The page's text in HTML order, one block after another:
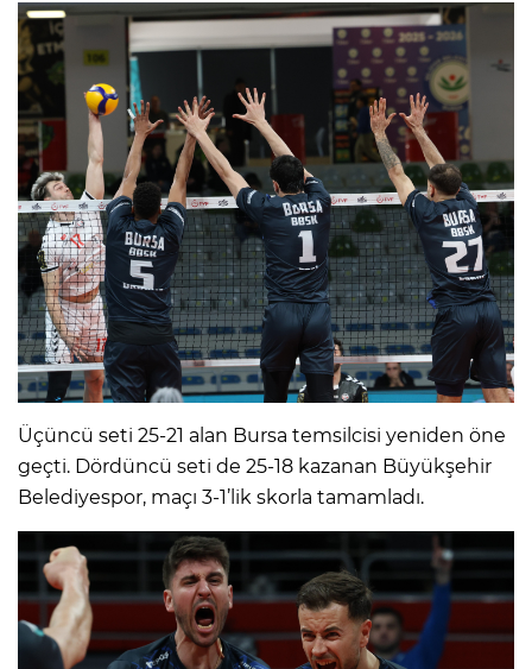
Üçüncü seti 25-21 alan Bursa temsilcisi yeniden öne
geçti. Dördüncü seti de 25-18 kazanan Büyükşehir
Belediyespor, maçı 3-1’lik skorla tamamladı.